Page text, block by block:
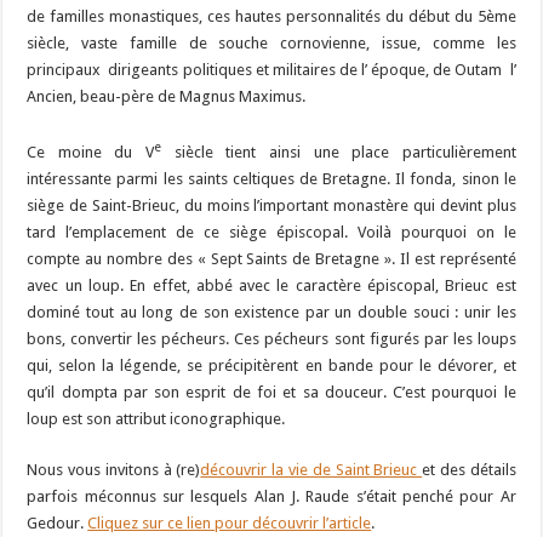
de familles monastiques, ces hautes personnalités du début du 5ème
siècle, vaste famille de souche cornovienne, issue, comme les
principaux dirigeants politiques et militaires de l’ époque, de Outam l’
Ancien, beau-père de Magnus Maximus.
Ce moine du Ve siècle tient ainsi une place particulièrement
intéressante parmi les saints celtiques de Bretagne. Il fonda, sinon le
siège de Saint-Brieuc, du moins l’important monastère qui devint plus
tard l’emplacement de ce siège épiscopal. Voilà pourquoi on le
compte au nombre des « Sept Saints de Bretagne ». Il est représenté
avec un loup. En effet, abbé avec le caractère épiscopal, Brieuc est
dominé tout au long de son existence par un double souci : unir les
bons, convertir les pécheurs. Ces pécheurs sont figurés par les loups
qui, selon la légende, se précipitèrent en bande pour le dévorer, et
qu’il dompta par son esprit de foi et sa douceur. C’est pourquoi le
loup est son attribut iconographique.
Nous vous invitons à (re)découvrir la vie de Saint Brieucet des détails
parfois méconnus sur lesquels Alan J. Raude s’était penché pour Ar
Gedour.Cliquez sur ce lien pour découvrir l’article.